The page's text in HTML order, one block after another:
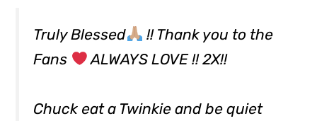
Truly Blessed
!! Thank you to the
Fans
ALWAYS LOVE !! 2X!!
Chuck eat a Twinkie and be quiet